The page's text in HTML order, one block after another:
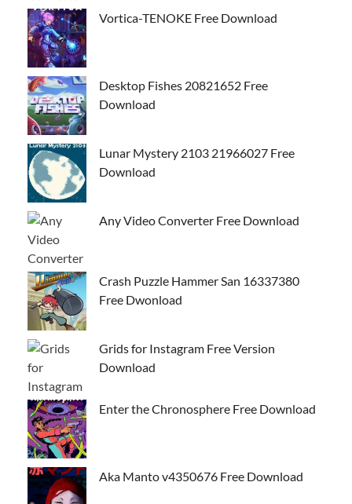
Vortica-TENOKE Free Download
Desktop Fishes 20821652 Free
Download
Lunar Mystery 2103 21966027 Free
Download
Any Video Converter Free Download
Crash Puzzle Hammer San 16337380
Free Dwonload
Grids for Instagram Free Version
Download
Enter the Chronosphere Free Download
Aka Manto v4350676 Free Download